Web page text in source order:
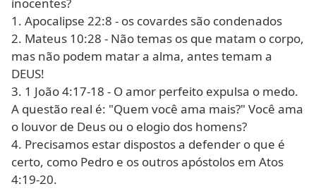
1. Apocalipse 22:8 - os covardes são condenados
2. Mateus 10:28 - Não temas os que matam o corpo,
mas não podem matar a alma, antes temam a
DEUS!
3. 1 João 4:17-18 - O amor perfeito expulsa o medo.
A questão real é: "Quem você ama mais?" Você ama
o louvor de Deus ou o elogio dos homens?
4. Precisamos estar dispostos a defender o que é
certo, como Pedro e os outros apóstolos em Atos
4:19-20.